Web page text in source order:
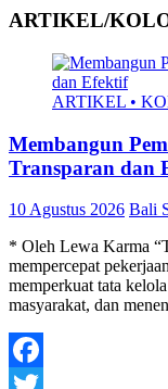
ARTIKEL/
ARTIKEL •
Membangun
Transparan dan
10 Agustus 2026 Bali
* Oleh Lewa Karma
mempercepat
memperkuat tata
masyarakat, dan
Facebook